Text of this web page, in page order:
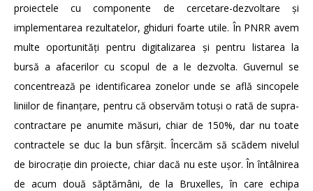
proiectele cu componente de cercetare-dezvoltare și
implementarea rezultatelor, ghiduri foarte utile. În PNRR avem
multe oportunități pentru digitalizarea și pentru listarea la
bursă a afacerilor cu scopul de a le dezvolta. Guvernul se
concentrează pe identificarea zonelor unde se află sincopele
liniilor de finanțare, pentru că observăm totuși o rată de supra-
contractare pe anumite măsuri, chiar de 150%, dar nu toate
contractele se duc la bun sfârșit. Încercăm să scădem nivelul
de birocrație din proiecte, chiar dacă nu este ușor. În întâlnirea
de acum două săptămâni, de la Bruxelles, în care echipa